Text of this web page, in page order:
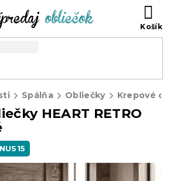
Spálňa Obliečky Krepové
HEART RETRO